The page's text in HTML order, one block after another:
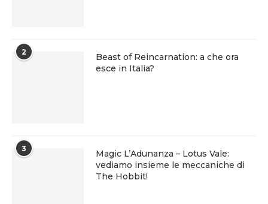
2
Beast of Reincarnation: a che ora
esce in Italia?
3
Magic L’Adunanza – Lotus Vale:
vediamo insieme le meccaniche di
The Hobbit!